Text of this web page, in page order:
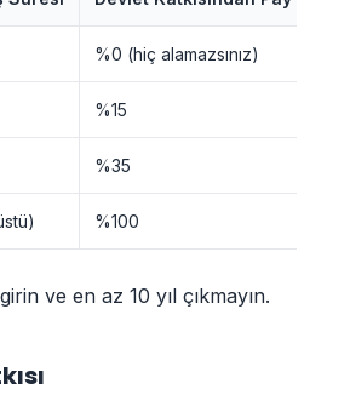
%0 (hiç alamazsınız)
%15
%35
%100
ve en az 10 yıl çıkmayın.